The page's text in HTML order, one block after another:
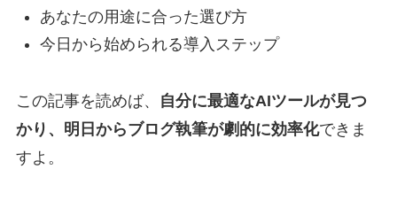
あなたの用途に合った選び方
今日から始められる導入ステップ
この記事を読めば、
自分に最適なAIツールが見つ
かり、明日からブログ執筆が劇的に効率化できま
すよ。